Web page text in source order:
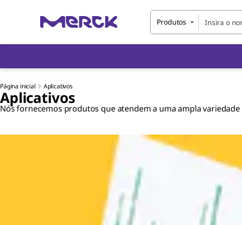
Produtos
Página inicial Aplicativos
Aplicativos
Nós fornecemos produtos que atendem a uma ampla